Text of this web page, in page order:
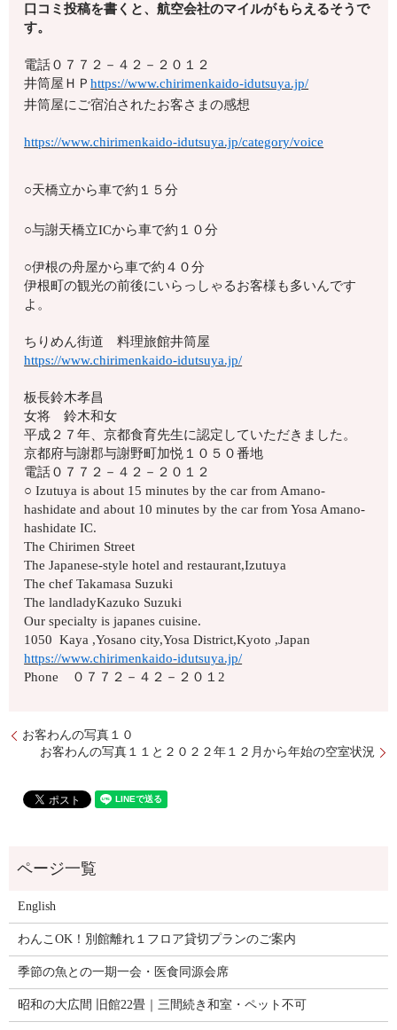
口コミ投稿を書くと、航空会社のマイルがもらえるそうで
す。
電話０７７２－４２－２０１２
井筒屋ＨＰhttps://www.chirimenkaido-idutsuya.jp/
井筒屋にご宿泊されたお客さまの感想
https://www.chirimenkaido-idutsuya.jp/category/voice
○天橋立から車で約１５分
○与謝天橋立ICから車で約１０分
○伊根の舟屋から車で約４０分
伊根町の観光の前後にいらっしゃるお客様も多いんです
よ。
ちりめん街道 料理旅館井筒屋
https://www.chirimenkaido-idutsuya.jp/
板長鈴木孝昌
女将 鈴木和女
平成２７年、京都食育先生に認定していただきました。
京都府与謝郡与謝野町加悦１０５０番地
電話０７７２－４２－２０１２
○ Izutuya is about 15 minutes by the car from Amano-
hashidate and about 10 minutes by the car from Yosa Amano-
hashidate IC.
The Chirimen Street
The Japanese-style hotel and restaurant,Izutuya
The chef Takamasa Suzuki
The landladyKazuko Suzuki
Our specialty is japanes cuisine.
1050 Kaya ,Yosano city,Yosa District,Kyoto ,Japan
https://www.chirimenkaido-idutsuya.jp/
Phone ０７７２－４２－２０１2
お客わんの写真１０
お客わんの写真１１と２０２２年１２月から年始の空室状況
English
わんこOK！別館離れ１フロア貸切プランのご案内
季節の魚との一期一会・医食同源会席
昭和の大広間 旧館22畳｜三間続き和室・ペット不可